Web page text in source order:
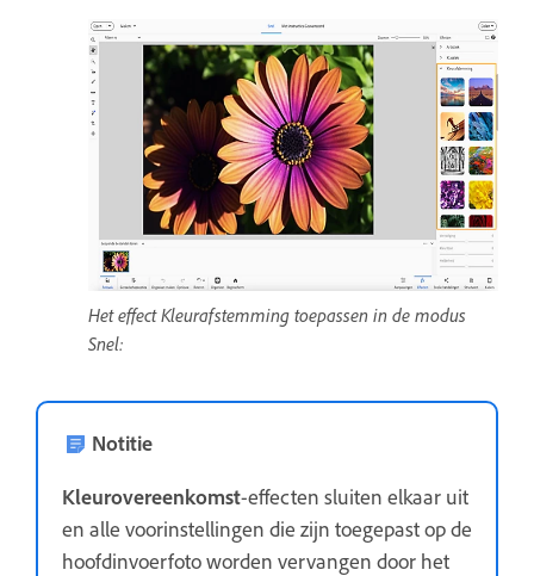
Het effect Kleurafstemming toepassen in de modus
Snel:
Notitie
Kleurovereenkomst-effecten sluiten elkaar uit
en alle voorinstellingen die zijn toegepast op de
hoofdinvoerfoto worden vervangen door het